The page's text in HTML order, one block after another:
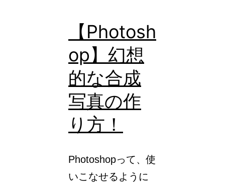
デ
ザ
イ
続
け
【Photosh
op】幻想
的な合成
写真の作
り方！
Photoshopって、使
いこなせるように